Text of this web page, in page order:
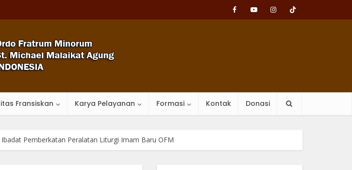
Fransiskan Karya Pelayanan Formasi Kontak Donasi
Ibadat Pemberkatan Peralatan Liturgi Imam Baru OFM